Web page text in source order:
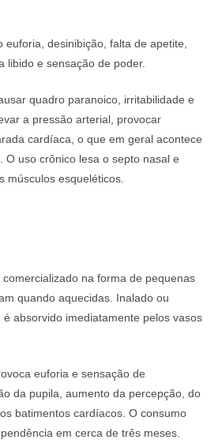
euforia, desinibição, falta de apetite,
libido e sensação de poder.
quadro paranoico, irritabilidade e
a pressão arterial, provocar
cardíaca, o que em geral acontece
O uso crônico lesa o septo nasal e
músculos esqueléticos.
na forma de pequenas
quando aquecidas. Inalado ou
absorvido imediatamente pelos vasos
euforia e sensação de
da pupila, aumento da percepção, do
batimentos cardíacos. O consumo
em cerca de três meses.